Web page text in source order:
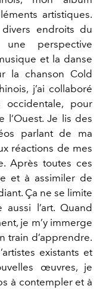
artistiques.
endroits du
perspective
et la danse
la chanson Cold
j’ai collaboré
pour
l’Ouest. Je lis des
parlant de ma
réactions de mes
Après toutes ces
et à assimiler de
Ça ne se limite
l’art. Quand
je m’y immerge
train d’apprendre.
existants et
œuvres, je
à contempler et à